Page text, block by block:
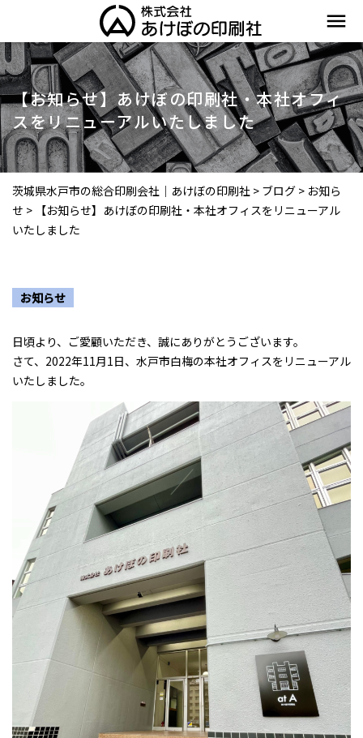
menu
【お知らせ】あけぼの印刷社・本社オフィ
スをリニューアルいたしました
茨城県水戸市の総合印刷会社｜あけぼの印刷社 > ブログ > お知ら
せ > 【お知らせ】あけぼの印刷社・本社オフィスをリニューアル
いたしました
お知らせ
日頃より、ご愛顧いただき、誠にありがとうございます。
さて、2022年11月1日、水戸市白梅の本社オフィスをリニューアル
いたしました。